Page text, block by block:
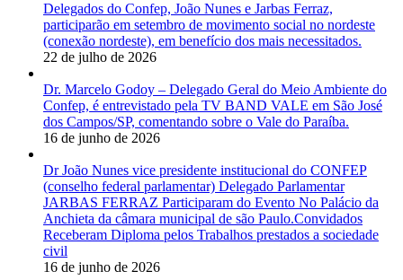
Delegados do Confep, João Nunes e Jarbas Ferraz,
participarão em setembro de movimento social no nordeste
(conexão nordeste), em benefício dos mais necessitados.
22 de julho de 2026
Dr. Marcelo Godoy – Delegado Geral do Meio Ambiente do
Confep, é entrevistado pela TV BAND VALE em São José
dos Campos/SP, comentando sobre o Vale do Paraíba.
16 de junho de 2026
Dr João Nunes vice presidente institucional do CONFEP
(conselho federal parlamentar) Delegado Parlamentar
JARBAS FERRAZ Participaram do Evento No Palácio da
Anchieta da câmara municipal de são Paulo.Convidados
Receberam Diploma pelos Trabalhos prestados a sociedade
civil
16 de junho de 2026